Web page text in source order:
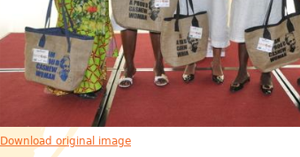
Download original image